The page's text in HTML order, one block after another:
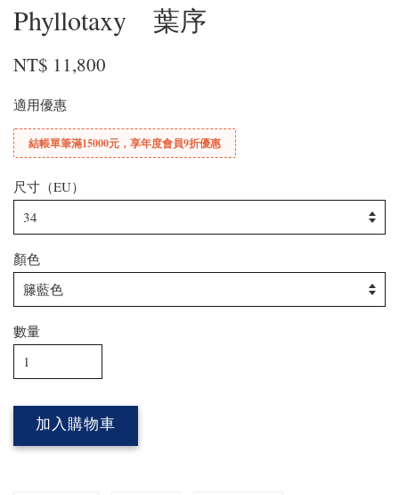
Phyllotaxy 葉序
NT$ 11,800
適用優惠
結帳單筆滿15000元，享年度會員9折優惠
尺寸（EU）
顏色
數量
加入購物車